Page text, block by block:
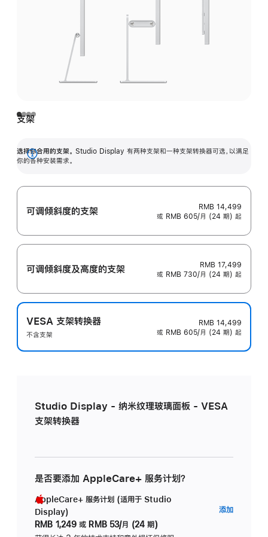
支架
选择你合用的支架。 Studio Display 有两种支架和一种支架转换器可选，以满足
你的各种安装需求。
展
可调倾斜度的支架
RMB 14,499
或 RMB 605/月 (24 期) 起
可调倾斜度及高‍度的支‍架
RMB 17,499
或 RMB 730/月 (24 期) 起
VESA 支架转换器
不含支架
RMB 14,499
或 RMB 605/月 (24 期) 起
Studio Display - 纳米纹理玻璃面板 - VESA
支架转换器
是否要添加 AppleCare+ 服务计划？
AppleCare+ 服务计划 (适用于 Studio
Display)
RMB 1,249 或 RMB 53/月 (24 期)
添加